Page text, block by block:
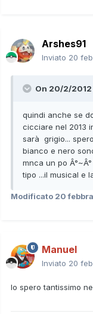
Arshes91
Inviato 20
On 20/2/2012
quindi anche se
cicciare nel 2013
sarà grigio...
bianco e nero
mnca un po
tipo ...il musical e
Modificato 20
Manuel
Inviato 20
Io spero tantissimo